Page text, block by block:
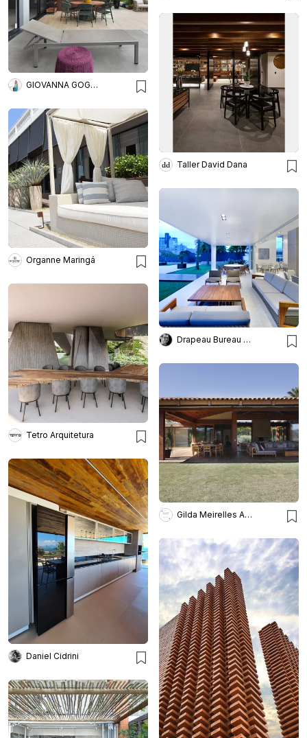
GIOVANNA GOGOSZ ARQUITETURA E DESIGN
Taller David Dana
Organne Maringá
Drapeau Bureau de Imagens
Tetro Arquitetura
Gilda Meirelles Arquitetura
Daniel Cidrini